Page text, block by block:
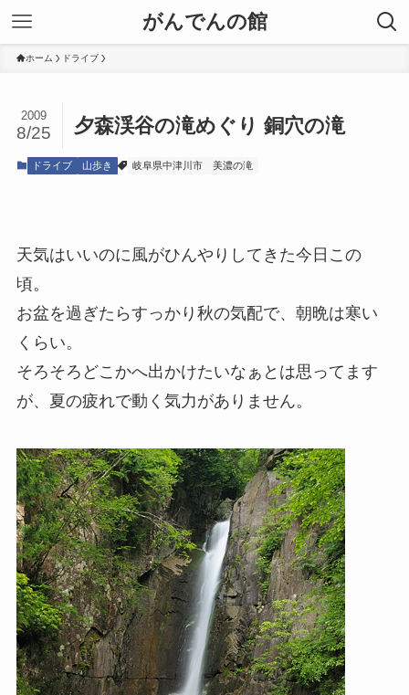
がんでんの館
ホーム ドライブ
夕森渓谷の滝めぐり 銅穴の滝
2009
8/25
ドライブ 山歩き 岐阜県中津川市 美濃の滝
天気はいいのに風がひんやりしてきた今日この
頃。
お盆を過ぎたらすっかり秋の気配で、朝晩は寒い
くらい。
そろそろどこかへ出かけたいなぁとは思ってます
が、夏の疲れで動く気力がありません。